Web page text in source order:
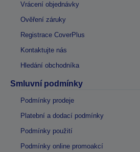
Vrácení objednávky
Ověření záruky
Registrace CoverPlus
Kontaktujte nás
Hledání obchodníka
Smluvní podmínky
Podmínky prodeje
Platební a dodací podmínky
Podmínky použití
Podmínky online promoakcí